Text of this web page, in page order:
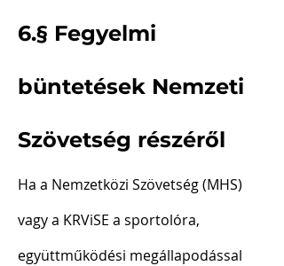
6.§ Fegyelmi
büntetések Nemzeti
Szövetség részéről
Ha a Nemzetközi Szövetség (MHS)
vagy a KRViSE a sportolóra,
együttműködési megállapodással